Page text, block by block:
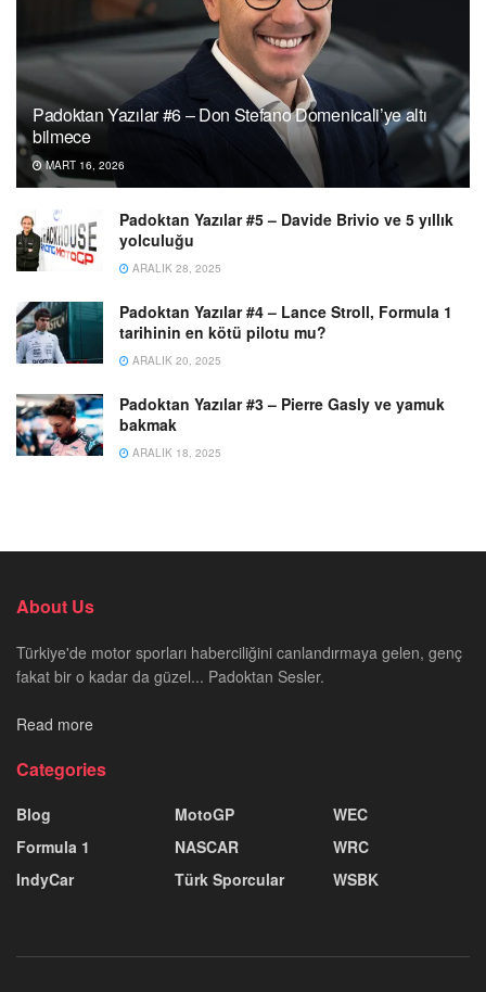
Padoktan Yazılar #6 – Don Stefano Domenicali’ye altı
bilmece
MART 16, 2026
Padoktan Yazılar #5 – Davide Brivio ve 5 yıllık
yolculuğu
ARALIK 28, 2025
Padoktan Yazılar #4 – Lance Stroll, Formula 1
tarihinin en kötü pilotu mu?
ARALIK 20, 2025
Padoktan Yazılar #3 – Pierre Gasly ve yamuk
bakmak
ARALIK 18, 2025
About Us
Türkiye'de motor sporları haberciliğini canlandırmaya gelen, genç
fakat bir o kadar da güzel... Padoktan Sesler.
Read more
Categories
Blog
Formula 1
IndyCar
MotoGP
NASCAR
Türk Sporcular
WEC
WRC
WSBK